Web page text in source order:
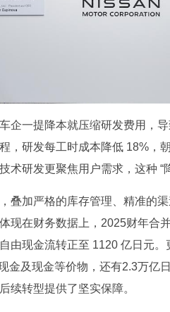
企一提降本就压缩研发费用，
，研发每工时成本降低 18%，
术研发更聚焦用户需求，这种 “
叠加严格的库存管理、精准的
现在财务数据上，2025财年合
由现金流转正至 1120 亿日元
金及现金等价物，还有2.3万亿
续转型提供了坚实保障。